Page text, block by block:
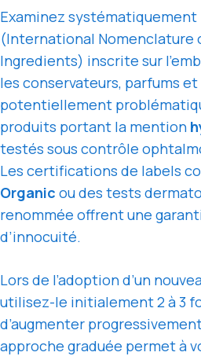
Examinez systématiquement
(International Nomenclature
Ingredients) inscrite sur
les conservateurs, parfums
potentiellement
produits portant la mention
testés sous contrôle
Les certifications de labels
Organic ou des tests
renommée offrent une
d’innocuité.
Lors de l’adoption d’un
utilisez-le initialement 2 à 3
d’augmenter
approche graduée permet à